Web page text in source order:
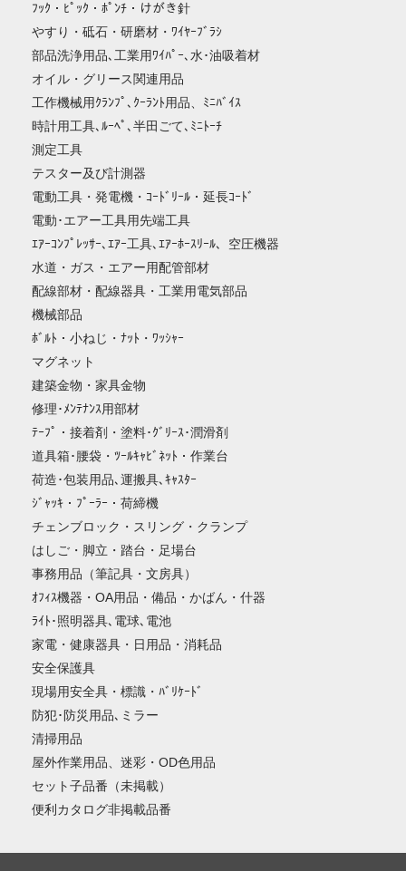
ﾌｯｸ・ﾋﾟｯｸ・ﾎﾟﾝﾁ・けがき針
やすり・砥石・研磨材・ﾜｲﾔｰﾌﾞﾗｼ
部品洗浄用品､工業用ﾜｲﾊﾟｰ､水･油吸着材
オイル・グリース関連用品
工作機械用ｸﾗﾝﾌﾟ､ｸｰﾗﾝﾄ用品、ﾐﾆﾊﾞｲｽ
時計用工具､ﾙｰﾍﾟ､半田ごて､ﾐﾆﾄｰﾁ
測定工具
テスター及び計測器
電動工具・発電機・ｺｰﾄﾞﾘｰﾙ・延長ｺｰﾄﾞ
電動･エアー工具用先端工具
ｴｱｰｺﾝﾌﾟﾚｯｻｰ､ｴｱｰ工具､ｴｱｰﾎｰｽﾘｰﾙ、空圧機器
水道・ガス・エアー用配管部材
配線部材・配線器具・工業用電気部品
機械部品
ﾎﾞﾙﾄ・小ねじ・ﾅｯﾄ・ﾜｯｼｬｰ
マグネット
建築金物・家具金物
修理･ﾒﾝﾃﾅﾝｽ用部材
ﾃｰﾌﾟ・接着剤・塗料･ｸﾞﾘｰｽ･潤滑剤
道具箱･腰袋・ﾂｰﾙｷｬﾋﾞﾈｯﾄ・作業台
荷造･包装用品､運搬具､ｷｬｽﾀｰ
ｼﾞｬｯｷ・ﾌﾟｰﾗｰ・荷締機
チェンブロック・スリング・クランプ
はしご・脚立・踏台・足場台
事務用品（筆記具・文房具）
ｵﾌｨｽ機器・OA用品・備品・かばん・什器
ﾗｲﾄ･照明器具､電球､電池
家電・健康器具・日用品・消耗品
安全保護具
現場用安全具・標識・ﾊﾞﾘｹｰﾄﾞ
防犯･防災用品､ミラー
清掃用品
屋外作業用品、迷彩・OD色用品
セット子品番（未掲載）
便利カタログ非掲載品番